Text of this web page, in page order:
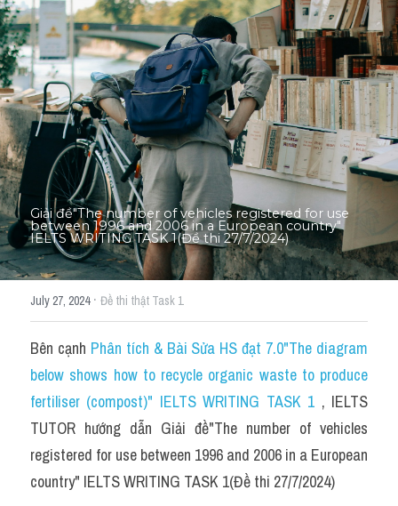
Thư Tín
Mixed
SGK
Vocabularies
Đề writing theo topic
Pie
Line graph
Bar chart
Đề thi thật IELTS GENERAL
Task 2
Từ vựng theo topic
Từ vựng theo Topic
Thành tích học viên
Giải đề"The number of vehicles registered for use
between 1996 and 2006 in a European country"
IELTS WRITING TASK 1(Đề thi 27/7/2024)
July 27, 2024· Đề thi thật Task 1
Bên cạnh Phân tích & Bài Sửa HS đạt 7.0"The diagram
below shows how to recycle organic waste to produce
fertiliser (compost)" IELTS WRITING TASK 1 , IELTS
TUTOR hướng dẫn Giải đề"The number of vehicles
registered for use between 1996 and 2006 in a European
country" IELTS WRITING TASK 1(Đề thi 27/7/2024)